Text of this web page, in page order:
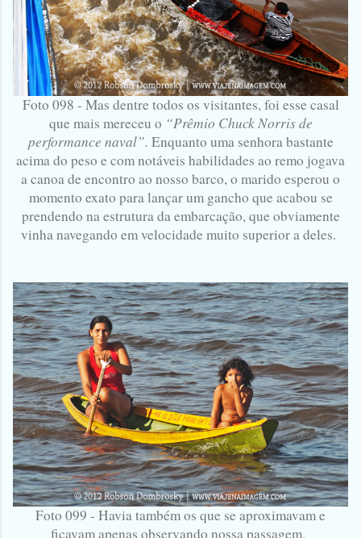
Foto 098 - Mas dentre todos os visitantes, foi esse casal
que mais mereceu o “Prêmio Chuck Norris de
performance naval”. Enquanto uma senhora bastante
acima do peso e com notáveis habilidades ao remo jogava
a canoa de encontro ao nosso barco, o marido esperou o
momento exato para lançar um gancho que acabou se
prendendo na estrutura da embarcação, que obviamente
vinha navegando em velocidade muito superior a deles.
Foto 099 - Havia também os que se aproximavam e
ficavam apenas observando nossa passagem.